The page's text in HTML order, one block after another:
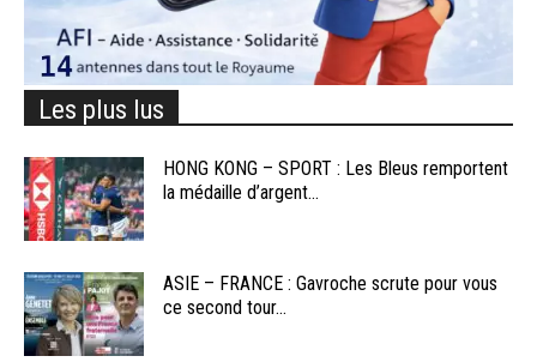
Les plus lus
HONG KONG – SPORT : Les Bleus remportent
la médaille d’argent...
ASIE – FRANCE : Gavroche scrute pour vous
ce second tour...